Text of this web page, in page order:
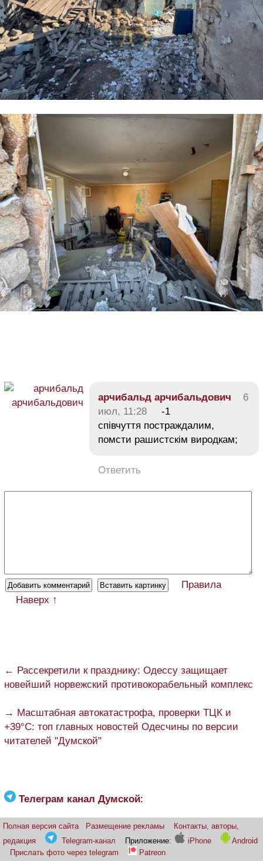
арчибальд арчибальдович
6
июл, 11:28
-1
співчуття постраждалим,
помсти рашистскім виродкам;
Ответить
Правила
Наверх ↑
← Рассекретили к празднику: Одессу защищает
новейший норвежский противокорабельный комплекс
→ Масштабная автокатастрофа, проверки ТЦК и
+39°C: топ главных новостей Одесчины по версии
читателей "Думской"
Телеграм канал Думской:
Полная версия сайта Размещение рекламы
Контакты, авторы,
редакция
Telegram-канал Приложение: iPhone
Android
Прислать фото через telegram
Patreon